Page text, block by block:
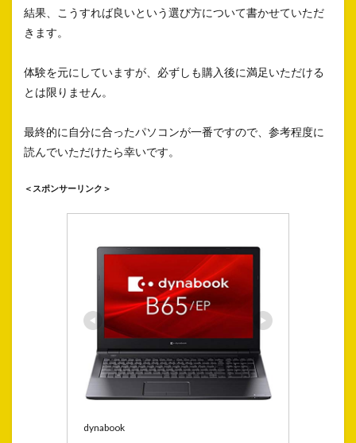
結果、こうすれば良いという選び方について書かせていただ
きます。
体験を元にしていますが、必ずしも購入後に満足いただける
とは限りません。
最終的に自分に合ったパソコンが一番ですので、参考程度に
読んでいただけたら幸いです。
＜スポンサーリンク＞
dynabook